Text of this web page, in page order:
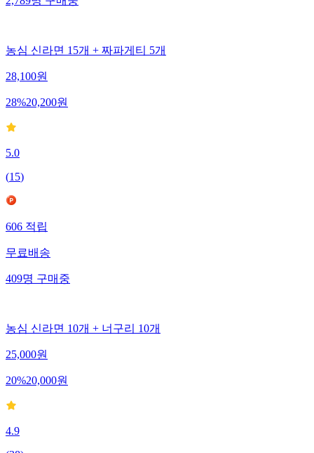
2,789명구매중
농심 신라면 15개 + 짜파게티 5개
28,100원
28%20,200원
5.0
(15)
606적립
무료배송
409명구매중
농심 신라면 10개 + 너구리 10개
25,000원
20%20,000원
4.9